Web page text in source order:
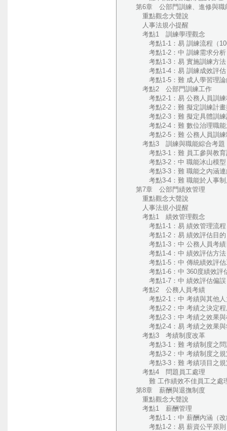
第6章 公部門訓練、進修與職
重點觀念大聲說
人事法規小提醒
考點1 訓練學理觀念
考點1-1：易 訓練流程（106
考點1-2：中 訓練需求分析
考點1-3：易 實施訓練方法
考點1-4：易 訓練成效評估
考點1-5：難 成人學習理論
考點2 公部門訓練工作
考點2-1：易 公務人員訓練種
考點2-2：難 擬定訓練計畫
考點2-3：難 擬定具體訓練
考點2-4：難 數位治理職能
考點2-5：難 公務人員訓練制
考點3 訓練與職能綜合考題
考點3-1：難 員工參與教育訓
考點3-2：中 職能冰山模型
考點3-3：難 職能之內涵連結
考點3-4：難 職能於人事制
第7章 公部門績效管理
重點觀念大聲說
人事法規小提醒
考點1 績效管理觀念
考點1-1：易 績效管理流程
考點1-2：易 績效評估目的
考點1-3：中 公務人員考績
考點1-4：中 績效評估方法：
考點1-5：中 傳統績效評估
考點1-6：中 360度績效評估
考點1-7：中 績效評估偏誤
考點2 公務人員考績
考點2-1：中 考績與其他人力
考點2-2：中 考績之決定程
考點2-3：中 考績之效果與
考點2-4：易 考績之效果與
考點3 考績制度改革
考點3-1：難 考績制度之問題
考點3-2：中 考績制度之規定
考點3-3：難 考績項目之規定
考點4 問題員工處理
難 工作績效不佳員工之處
第8章 薪酬與退撫制度
重點觀念大聲說
考點1 薪酬管理
考點1-1：中 薪酬內涵（改
考點1-2：易 薪資公平原則